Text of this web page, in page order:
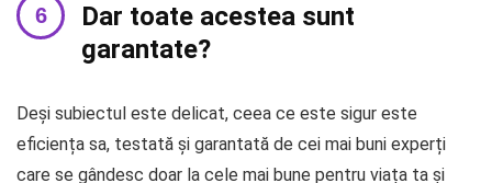
Dar toate acestea sunt
garantate?
Deși subiectul este delicat, ceea ce este sigur este
eficiența sa, testată și garantată de cei mai buni experți
care se gândesc doar la cele mai bune pentru viața ta și